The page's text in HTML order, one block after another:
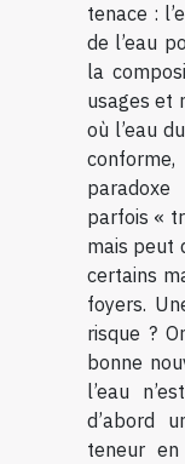
tenace :
de l’eau
la
usages et
où l’eau
parfois «
mais peut
certains
foyers.
risque ?
bonne
l’eau
d’abord
teneur